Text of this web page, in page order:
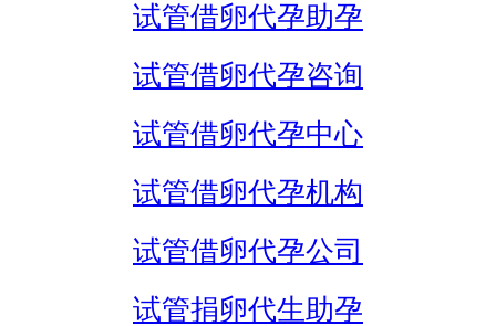
试管借卵代孕助孕
试管借卵代孕咨询
试管借卵代孕中心
试管借卵代孕机构
试管借卵代孕公司
试管捐卵代生助孕